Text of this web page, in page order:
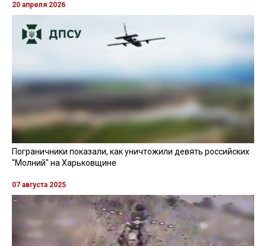
20 апреля 2026
Пограничники показали, как уничтожили девять российских
"Молний" на Харьковщине
07 августа 2025